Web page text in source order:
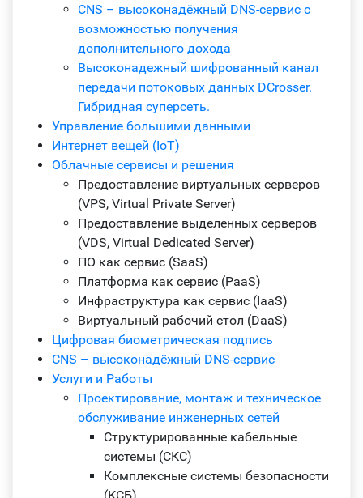
CNS – высоконадёжный DNS-сервис с
возможностью получения
дополнительного дохода
Высоконадежный шифрованный канал
передачи потоковых данных DCrosser.
Гибридная суперсеть.
Управление большими данными
Интернет вещей (IoT)
Облачные сервисы и решения
Предоставление виртуальных серверов
(VPS, Virtual Private Server)
Предоставление выделенных серверов
(VDS, Virtual Dedicated Server)
ПО как сервис (SaaS)
Платформа как сервис (PaaS)
Инфраструктура как сервис (IaaS)
Виртуальный рабочий стол (DaaS)
Цифровая биометрическая подпись
CNS – высоконадёжный DNS-сервис
Услуги и Работы
Проектирование, монтаж и техническое
обслуживание инженерных сетей
Структурированные кабельные
системы (СКС)
Комплексные системы безопасности
(КСБ)